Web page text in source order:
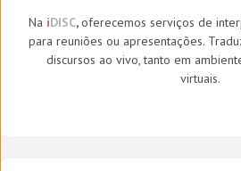
Na iDISC,oferecemos serviços de
para reuniões ou apresentações.
discursos ao vivo, tanto em
virtuais.